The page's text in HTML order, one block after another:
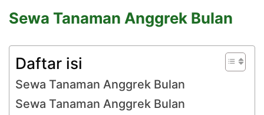
Sewa Tanaman Anggrek Bulan
Daftar isi
Sewa Tanaman Anggrek Bulan
Sewa Tanaman Anggrek Bulan